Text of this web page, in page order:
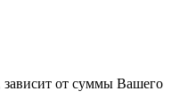
от суммы Вашего